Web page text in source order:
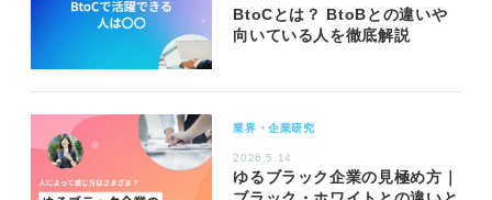
BtoCとは？ BtoBとの違いや
向いている人を徹底解説
業界・企業研究
2026.5.14
ゆるブラック企業の見極め方｜